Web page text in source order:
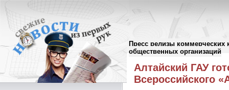
Пресс релизы коммерческих
общественных организаций
Пресс-релизы//
Алтайский ГАУ
Всероссийского